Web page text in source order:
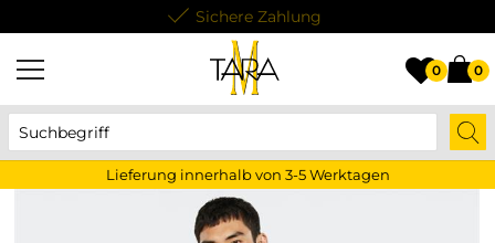
Sichere Zahlung
0 0
Lieferung innerhalb von 3-5 Werktagen